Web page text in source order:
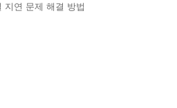
지연 문제 해결 방법